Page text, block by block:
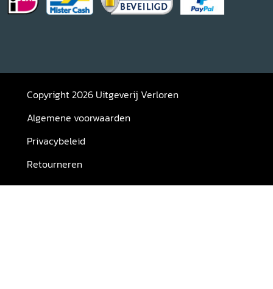
Copyright 2026 Uitgeverij Verloren
Algemene voorwaarden
Privacybeleid
Retourneren